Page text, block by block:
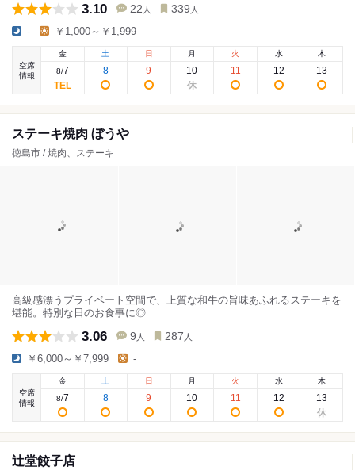
3.10 22 人 339 人
- ￥1,000～￥1,999
空席
情報
金
8/7
土
8
日
9
月
10
火
11
水
12
木
13
ステーキ焼肉 ぼうや
徳島市 / 焼肉、ステーキ
高級感漂うプライベート空間で、上質な和牛の旨味あふれるステーキを
堪能。特別な日のお食事に◎
3.06 9 人 287 人
￥6,000～￥7,999 -
空席
情報
金
8/7
土
8
日
9
月
10
火
11
水
12
木
13
辻堂餃子店